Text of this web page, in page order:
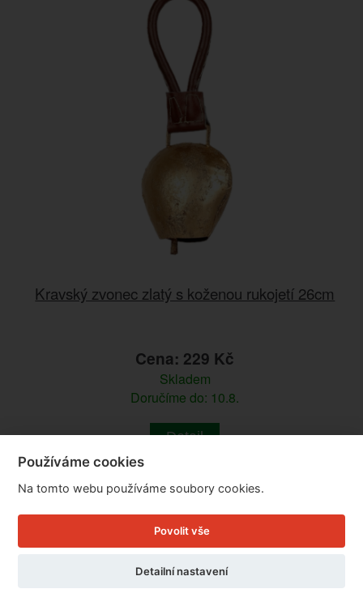
Kravský zvonec zlatý s koženou rukojetí 26cm
Cena: 229 Kč
Skladem
Doručíme do: 10.8.
Detail
Používáme cookies
Na tomto webu používáme soubory cookies.
Povolit vše
Detailní nastavení